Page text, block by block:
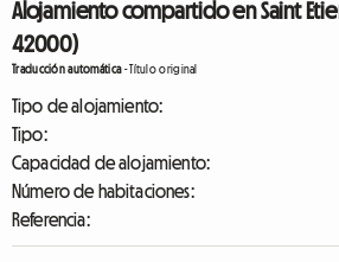
Alojamiento compartido en Saint
42000)
Traducción automática-Título original
Tipo de alojamiento:
Tipo:
Capacidad de alojamiento:
Número de habitaciones:
Referencia: